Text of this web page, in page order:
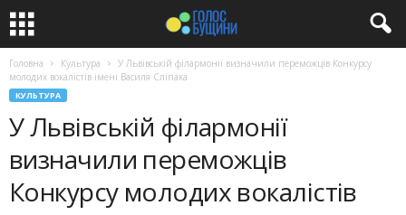
Головна Культура
У Львівській філармонії визначили переможців Конкурсу
молодих вокалістів імені Василя Сліпака
КУЛЬТУРА
У Львівській філармонії
визначили переможців
Конкурсу молодих вокалістів